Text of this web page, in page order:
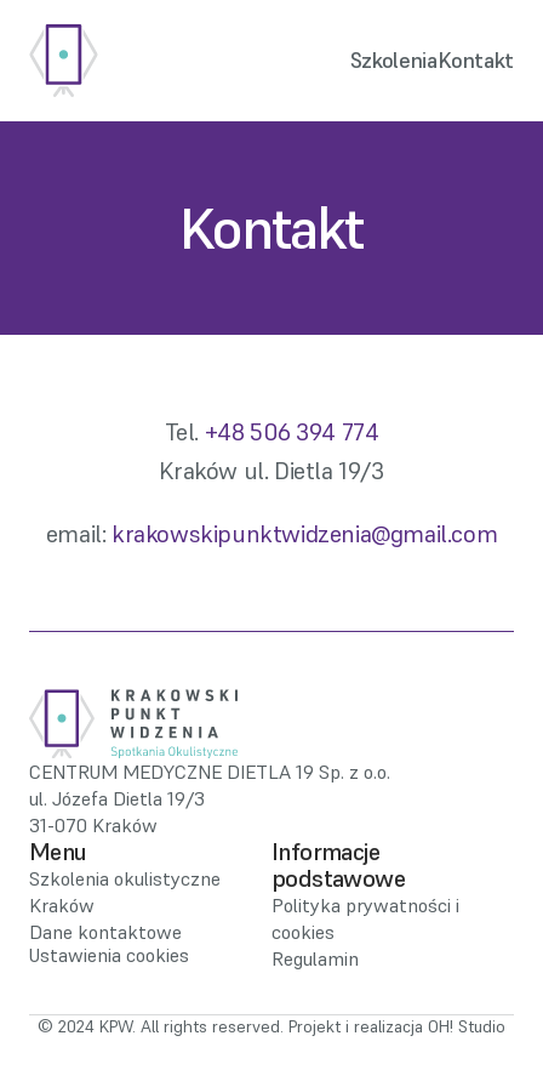
SzkoleniaKontakt
Kontakt
Tel. +48 506 394 774
Kraków ul. Dietla 19/3
email: krakowskipunktwidzenia@gmail.com
CENTRUM MEDYCZNE DIETLA 19 Sp. z o.o.
ul. Józefa Dietla 19/3
31-070 Kraków
Menu
Szkolenia okulistyczne
Kraków
Dane kontaktowe
Ustawienia cookies
Informacje
podstawowe
Polityka prywatności i
cookies
Regulamin
© 2024 KPW. All rights reserved. Projekt i realizacja OH! Studio